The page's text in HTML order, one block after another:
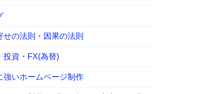
せの法則・因果の法則
投資・FX(為替)
強いホームページ制作